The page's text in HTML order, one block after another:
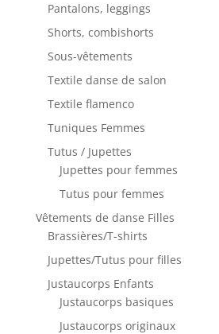
Pantalons, leggings
Shorts, combishorts
Sous-vêtements
Textile danse de salon
Textile flamenco
Tuniques Femmes
Tutus / Jupettes
Jupettes pour femmes
Tutus pour femmes
Vêtements de danse Filles
Brassières/T-shirts
Jupettes/Tutus pour filles
Justaucorps Enfants
Justaucorps basiques
Justaucorps originaux